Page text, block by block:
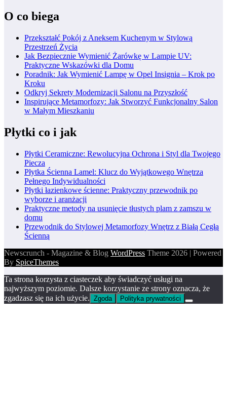
O co biega
Przekształć Pokój z Aneksem Kuchenym w Stylową
Przestrzeń Życia
Jak Bezpiecznie Wymienić Żarówkę w Lampie UV:
Praktyczne Wskazówki dla Domu
Poradnik: Jak Wymienić Lampę w Opel Insignia – Krok po
Kroku
Odkryj Sekrety Modernizacji Salonu na Przyszłość
Inspirujące Metamorfozy: Jak Stworzyć Funkcjonalny Salon
w Małym Mieszkaniu
Płytki co i jak
Płytki Ceramiczne: Rewolucyjna Ochrona i Styl dla Twojego
Piecza
Płytka Ścienna Lamel: Klucz do Wyjątkowego Wnętrza
Pełnego Indywidualności
Płytki łazienkowe ścienne: Praktyczny przewodnik po
wyborze i aranżacji
Praktyczne metody na usunięcie tłustych plam z zamszu w
domu
Przewodnik do Stylowej Metamorfozy Wnętrz z Białą Cegłą
Ścienną
Newscrunch - Magazine & Blog WordPress Theme 2026 | Powered
By SpiceThemes
Ta strona korzysta z ciasteczek aby świadczyć usługi na
najwyższym poziomie. Dalsze korzystanie ze strony oznacza, że
zgadzasz się na ich użycie. Zgoda Polityka prywatności